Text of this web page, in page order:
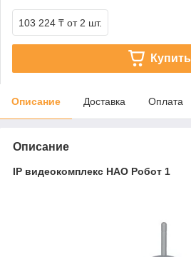
103 224 ₸ от 2 шт.
Купить
Описание Доставка Оплата
Описание
IP видеокомплекс НАО Робот 1